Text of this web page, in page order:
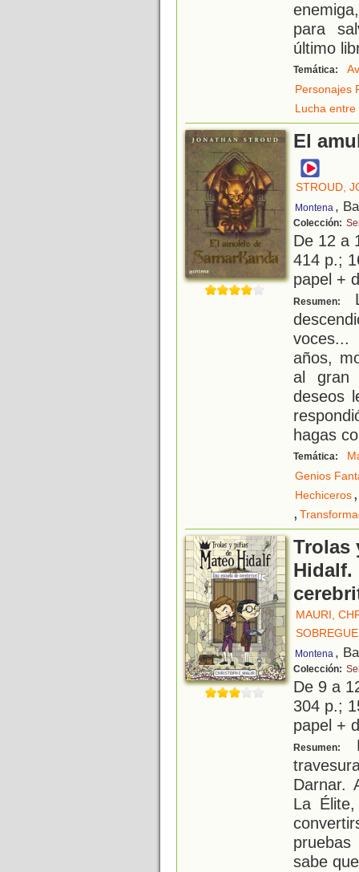
para
último
Temática:
Personajes
Lucha entre
El
STROUD,
Montena ,
Colección:
De 12 a
414 p.;
papel +
Resumen:
voces...
años,
al gran
deseos
hagas
Temática:
Genios
Hechiceros,
,
Trolas
Hidalf.
MAURI,
Montena ,
Colección:
De 9 a
304 p.;
papel +
Resumen:
Darnar.
La
sabe